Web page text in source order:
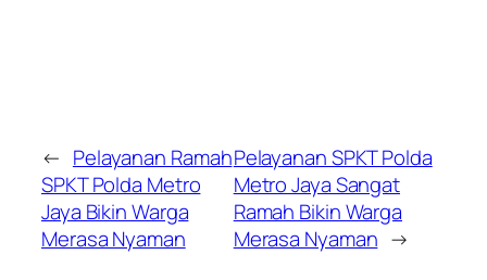
← Pelayanan Ramah
SPKT Polda Metro
Jaya Bikin Warga
Merasa Nyaman
Pelayanan SPKT Polda
Metro Jaya Sangat
Ramah Bikin Warga
Merasa Nyaman →